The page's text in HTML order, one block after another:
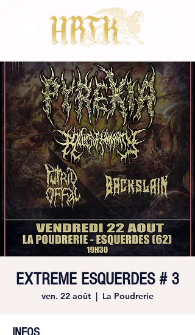
EXTREME ESQUERDES # 3
ven. 22 août
  |
La Poudrerie
INFOS